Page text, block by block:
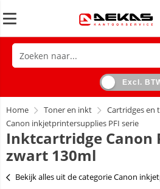
Excl.
Home Toner en inkt Cartridges en
Canon inkjetprintersupplies PFI serie
Inktcartridge Canon
zwart 130ml
Bekijk alles uit de categorie Canon